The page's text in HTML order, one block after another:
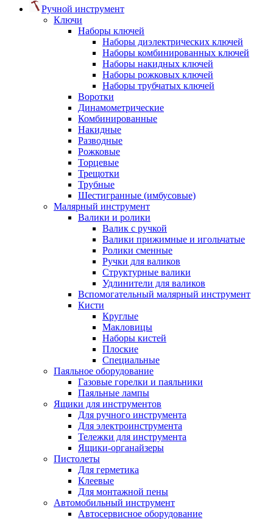
Ручной инструмент
Ключи
Наборы ключей
Наборы диэлектрических ключей
Наборы комбинированных ключей
Наборы накидных ключей
Наборы рожковых ключей
Наборы трубчатых ключей
Воротки
Динамометрические
Комбинированные
Накидные
Разводные
Рожковые
Торцевые
Трещотки
Трубные
Шестигранные (имбусовые)
Малярный инструмент
Валики и ролики
Валик с ручкой
Валики прижимные и игольчатые
Ролики сменные
Ручки для валиков
Структурные валики
Удлинители для валиков
Вспомогательный малярный инструмент
Кисти
Круглые
Макловицы
Наборы кистей
Плоские
Специальные
Паяльное оборудование
Газовые горелки и паяльники
Паяльные лампы
Ящики для инструментов
Для ручного инструмента
Для электроинструмента
Тележки для инструмента
Ящики-органайзеры
Пистолеты
Для герметика
Клеевые
Для монтажной пены
Автомобильный инструмент
Автосервисное оборудование